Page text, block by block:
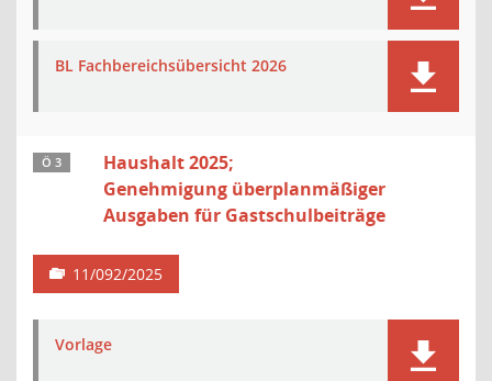
BL Fachbereichsübersicht 2026
Ö 3
Haushalt 2025;
Genehmigung überplanmäßiger
Ausgaben für Gastschulbeiträge
11/092/2025
Vorlage